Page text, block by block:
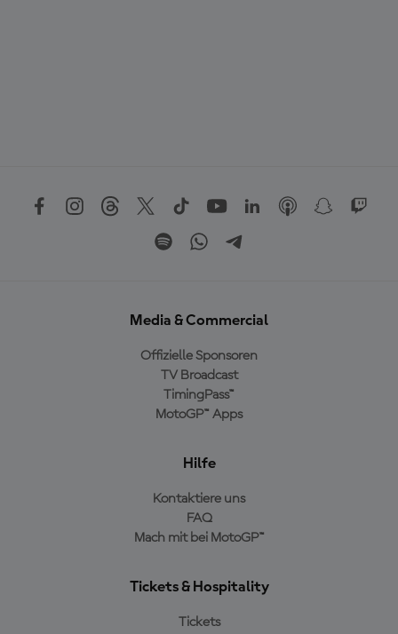
Media & Commercial
Offizielle Sponsoren
TV Broadcast
TimingPass™
MotoGP™ Apps
Hilfe
Kontaktiere uns
FAQ
Mach mit bei MotoGP™
Tickets & Hospitality
Tickets